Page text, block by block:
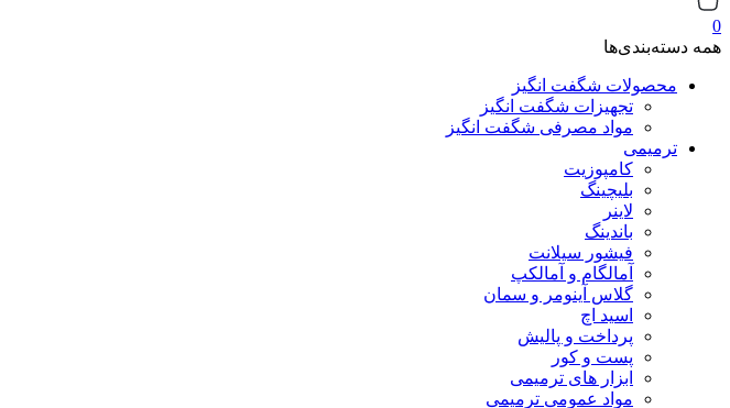
0
همه دسته‌بندی‌ها
محصولات شگفت انگیز
تجهیزات شگفت انگیز
مواد مصرفی شگفت انگیز
ترمیمی
کامپوزیت
بلیچینگ
لاینر
باندینگ
فیشور سیلانت
آمالگام و آمالکپ
گلاس آینومر و سمان
اسید اچ
پرداخت و پالیش
پست و کور
ابزار های ترمیمی
مواد عمومی ترمیمی